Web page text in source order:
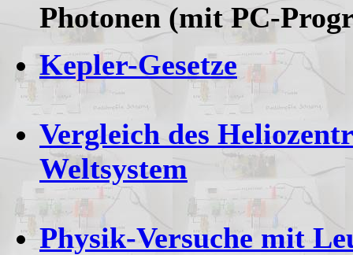
Photonen (mit PC-
Kepler-Gesetze
Vergleich des
Weltsystem
Physik-Versuche mit